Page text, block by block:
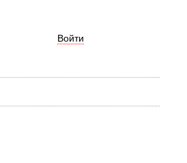
Войти